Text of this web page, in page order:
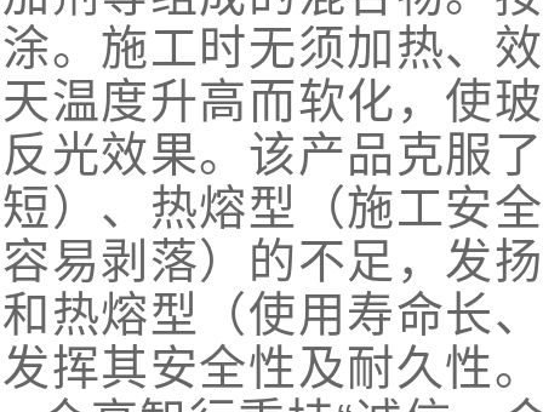
涂。施工时无须加热、
天温度升高而软化，使
反光效果。该产品克服
短）、热熔型（施工安
容易剥落）的不足，发
和热熔型（使用寿命长
发挥其安全性及耐久性。